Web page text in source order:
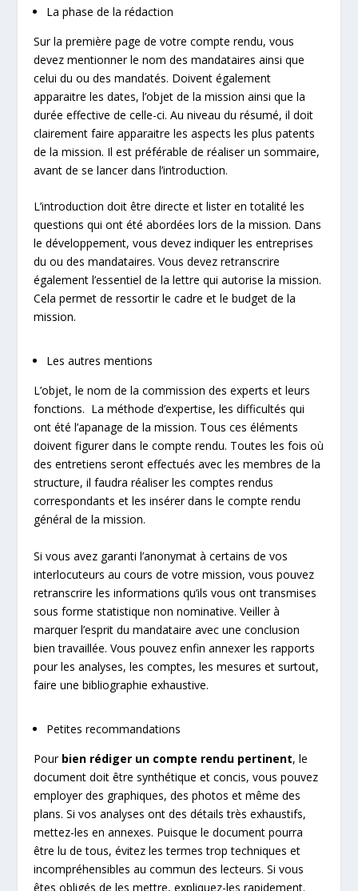
La phase de la rédaction
Sur la première page de votre compte rendu, vous
devez mentionner le nom des mandataires ainsi que
celui du ou des mandatés. Doivent également
apparaitre les dates, l’objet de la mission ainsi que la
durée effective de celle-ci. Au niveau du résumé, il doit
clairement faire apparaitre les aspects les plus patents
de la mission. Il est préférable de réaliser un sommaire,
avant de se lancer dans l’introduction.
L’introduction doit être directe et lister en totalité les
questions qui ont été abordées lors de la mission. Dans
le développement, vous devez indiquer les entreprises
du ou des mandataires. Vous devez retranscrire
également l’essentiel de la lettre qui autorise la mission.
Cela permet de ressortir le cadre et le budget de la
mission.
Les autres mentions
L’objet, le nom de la commission des experts et leurs
fonctions. La méthode d’expertise, les difficultés qui
ont été l’apanage de la mission. Tous ces éléments
doivent figurer dans le compte rendu. Toutes les fois où
des entretiens seront effectués avec les membres de la
structure, il faudra réaliser les comptes rendus
correspondants et les insérer dans le compte rendu
général de la mission.
Si vous avez garanti l’anonymat à certains de vos
interlocuteurs au cours de votre mission, vous pouvez
retranscrire les informations qu’ils vous ont transmises
sous forme statistique non nominative. Veiller à
marquer l’esprit du mandataire avec une conclusion
bien travaillée. Vous pouvez enfin annexer les rapports
pour les analyses, les comptes, les mesures et surtout,
faire une bibliographie exhaustive.
Petites recommandations
Pour bien rédiger un compte rendu pertinent, le
document doit être synthétique et concis, vous pouvez
employer des graphiques, des photos et même des
plans. Si vos analyses ont des détails très exhaustifs,
mettez-les en annexes. Puisque le document pourra
être lu de tous, évitez les termes trop techniques et
incompréhensibles au commun des lecteurs. Si vous
êtes obligés de les mettre, expliquez-les rapidement.